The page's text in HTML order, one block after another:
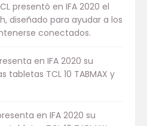
presentó en IFA 2020 el
diseñado para ayudar a los
conectados.
en IFA 2020 su
tabletas TCL 10 TABMAX y
en IFA 2020 su